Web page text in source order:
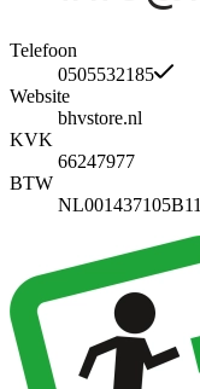
Telefoon
0505532185
Website
bhvstore.nl
KVK
66247977
BTW
NL001437105B11